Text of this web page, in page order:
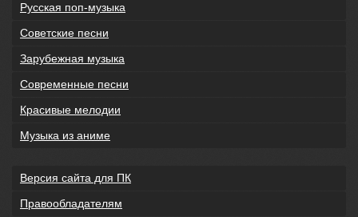
Русская поп-музыка
Советские песни
Зарубежная музыка
Современные песни
Красивые мелодии
Музыка из аниме
Версия сайта для ПК
Правообладателям